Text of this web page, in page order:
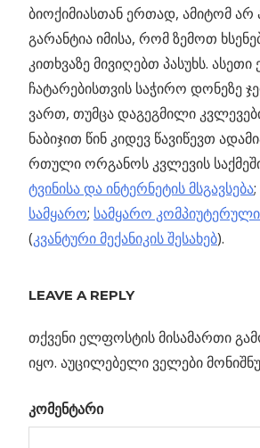
ბიოქიმიასთან ერთად, ამიტომ არ
გარანტია იმისა, რომ ზემოთ
კითხვაზე მივიღებთ პასუხს. ასეთი
ჩატარებისთვის საჭირო დონეზე
ვართ, თუმცა დაგეგმილი
ნაბიჯით წინ კიდევ წავიწევთ
რთული ორგანოს კვლევის
ტვინისა და ინტერნეტის მსგავსება;
სამყარო; სამყარო
(კვანტური მექანიკის შესახებ).
ნავიგაცია
Previous
მანქანური
ნეიროქსელის
ნელი
LEAVE A REPLY
თქვენი ელფოსტის მისამართი
იყო. აუცილებელი ველები
კომენტარი